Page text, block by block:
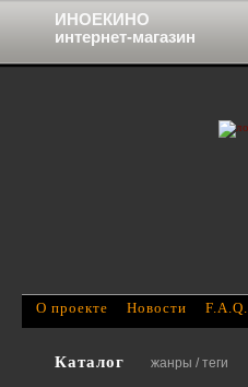
Каталог жанры / теги
О проекте Новости F.A.Q.
ИНОЕКИНО
интернет-магазин